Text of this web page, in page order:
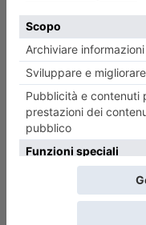
G7,
stampa
non